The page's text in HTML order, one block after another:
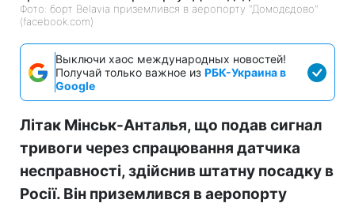
Фото: борт Belavia приземлився в аеропорту "Домодєдово"
(facebook.com)
Выключи хаос международных новостей!
Получай только важное из РБК-Украина в
Google
Літак Мінськ-Анталья, що подав сигнал
тривоги через спрацювання датчика
несправності, здійснив штатну посадку в
Росії. Він приземлився в аеропорту